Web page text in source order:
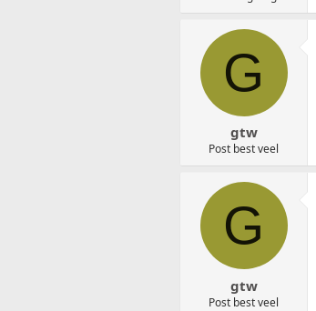
e
G
gtw
Post best veel
G
gtw
Post best veel